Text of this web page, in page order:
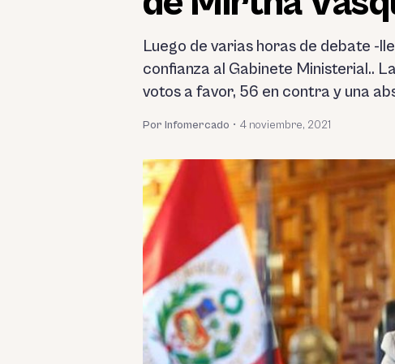
Luego de varias horas de debate -
confianza al Gabinete Ministerial..
votos a favor, 56 en contra y una
Por Infomercado • 4 noviembre, 2021